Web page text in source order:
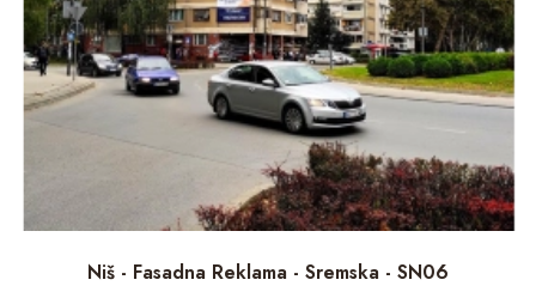
Niš - Fasadna Reklama - Sremska - SN06